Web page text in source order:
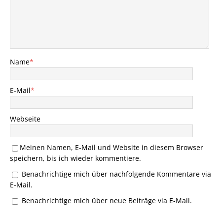
Name*
E-Mail*
Webseite
Meinen Namen, E-Mail und Website in diesem Browser
speichern, bis ich wieder kommentiere.
Benachrichtige mich über nachfolgende Kommentare via
E-Mail.
Benachrichtige mich über neue Beiträge via E-Mail.